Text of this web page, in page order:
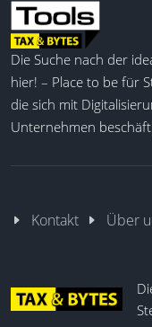
Die Suche nach der
hier! – Place to be für
die sich mit
Unternehmen
Kontakt Über